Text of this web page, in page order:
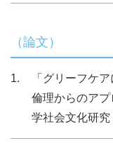
（論文）
「グリーフケ
倫理からのア
学社会文化研